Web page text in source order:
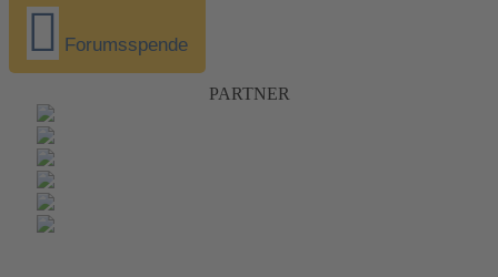
Forumsspende
PARTNER